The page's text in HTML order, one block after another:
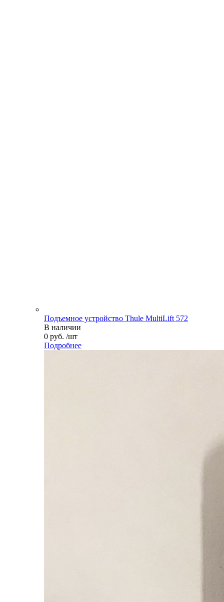
Подъемное устройство Thule MultiLift 572
В наличии
0 руб. /шт
Подробнее